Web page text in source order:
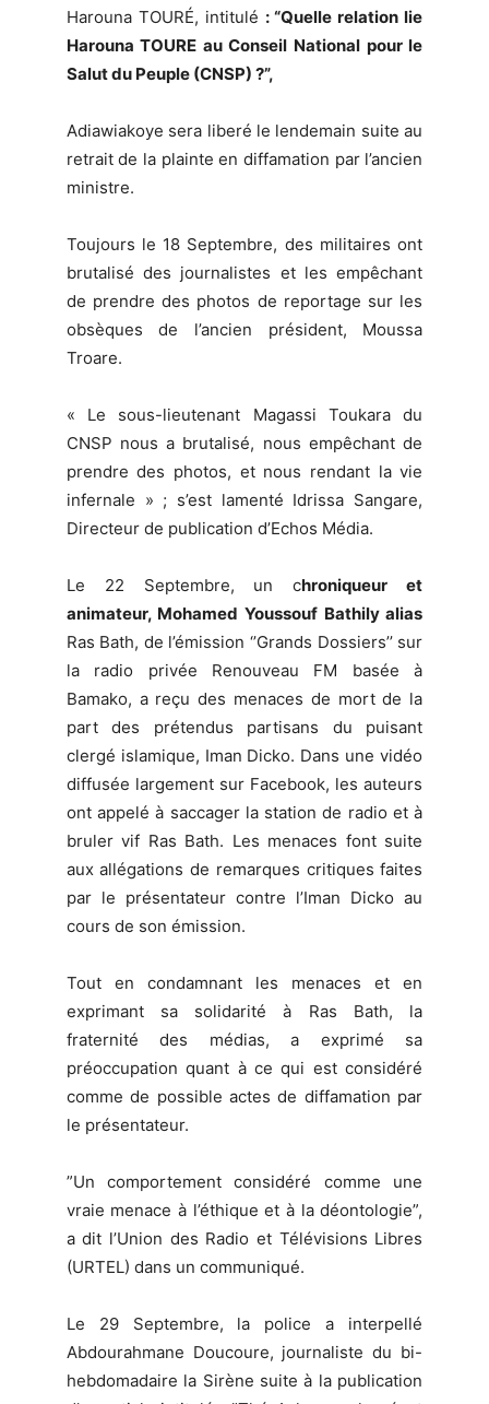
Harouna TOURÉ, intitulé :“Quelle relation lie
Harouna TOURE au Conseil National pour le
Salut du Peuple (CNSP) ?”,
Adiawiakoye sera liberé le lendemain suite au
retrait de la plainte en diffamation par l’ancien
ministre.
Toujours le 18 Septembre, des militaires ont
brutalisé des journalistes et les empêchant
de prendre des photos de reportage sur les
obsèques de l’ancien président, Moussa
Troare.
« Le sous-lieutenant Magassi Toukara du
CNSP nous a brutalisé, nous empêchant de
prendre des photos, et nous rendant la vie
infernale » ; s’est lamenté Idrissa Sangare,
Directeur de publication d’Echos Média.
Le 22 Septembre, un chroniqueur et
animateur, Mohamed Youssouf Bathily alias
Ras Bath, de l’émission ‘’Grands Dossiers’’ sur
la radio privée Renouveau FM basée à
Bamako, a reçu des menaces de mort de la
part des prétendus partisans du puisant
clergé islamique, Iman Dicko. Dans une vidéo
diffusée largement sur Facebook, les auteurs
ont appelé à saccager la station de radio et à
bruler vif Ras Bath. Les menaces font suite
aux allégations de remarques critiques faites
par le présentateur contre l’Iman Dicko au
cours de son émission.
Tout en condamnant les menaces et en
exprimant sa solidarité à Ras Bath, la
fraternité des médias, a exprimé sa
préoccupation quant à ce qui est considéré
comme de possible actes de diffamation par
le présentateur.
”Un comportement considéré comme une
vraie menace à l’éthique et à la déontologie”,
a dit l’Union des Radio et Télévisions Libres
(URTEL) dans un communiqué.
Le 29 Septembre, la police a interpellé
Abdourahmane Doucoure, journaliste du bi-
hebdomadaire la Sirène suite à la publication